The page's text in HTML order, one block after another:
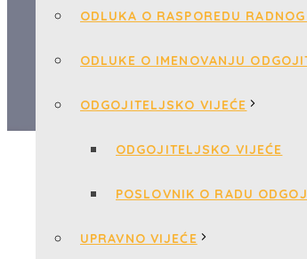
ODLUKA O RASPOREDU
ODLUKE O IMENOVANJU
ODGOJITELJSKO VIJEĆE
ODGOJITELJSKO VIJEĆE
POSLOVNIK O RADU
UPRAVNO VIJEĆE